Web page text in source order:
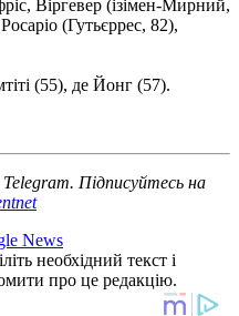
Віргевер (ізімен-Мирний,
(Гутьєррес, 82),
(55), де Йонг (57).
Telegram. Підписуйтесь на
News
необхідний текст і
про це редакцію.